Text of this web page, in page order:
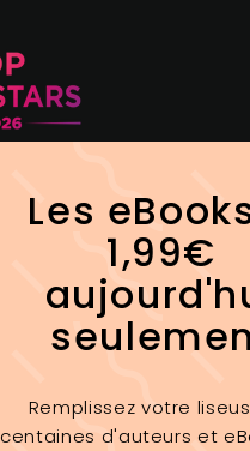
Les
1,99€
Remplissez votre
centaines d'auteurs et